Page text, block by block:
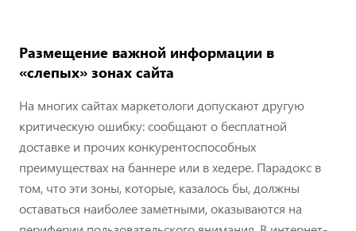
Размещение важной информации в
«слепых» зонах сайта
На многих сайтах маркетологи допускают другую
критическую ошибку: сообщают о бесплатной
доставке и прочих конкурентоспособных
преимуществах на баннере или в хедере. Парадокс в
том, что эти зоны, которые, казалось бы, должны
оставаться наиболее заметными, оказываются на